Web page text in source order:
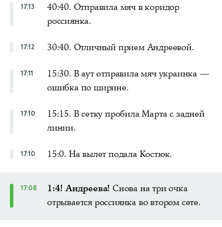
17:13
40:40. Отправила мяч в коридор
россиянка.
17:12 30:40. Отличный прием Андреевой.
17:11
15:30. В аут отправила мяч украинка —
ошибка по ширине.
17:10
15:15. В сетку пробила Марта с задней
линии.
17:10 15:0. На вылет подала Костюк.
17:08 1:4! Андреева! Снова на три очка
отрывается россиянка во втором сете.